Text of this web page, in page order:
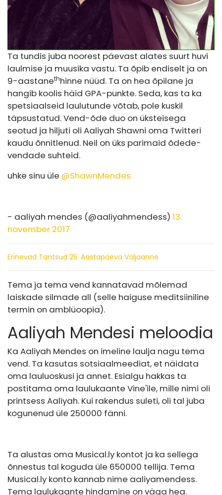
Ta tundis juba noorest päevast alates suurt huvi
laulmise ja muusika vastu. Ta õpib endiselt ja on
9-aastanethhinne nüüd. Ta on hea õpilane ja
hangib koolis häid GPA-punkte. Seda, kas ta ka
spetsiaalseid laulutunde võtab, pole kuskil
täpsustatud. Vend-õde duo on üksteisega
seotud ja hiljuti oli Aaliyah Shawni oma Twitteri
kaudu õnnitlenud. Neil on üks parimaid õdede-
vendade suhteid.
uhke sinu üle @ShawnMendes
- aaliyah mendes (@aaliyahmendess) 13.
november 2017
Erinevad Tantsud 25. Aastapäeva Väljaanne
Tema ja tema vend kannatavad mõlemad
laiskade silmade all (selle haiguse meditsiiniline
termin on amblüoopia).
Aaliyah Mendesi meloodia
Ka Aaliyah Mendes on imeline laulja nagu tema
vend. Ta kasutas sotsiaalmeediat, et näidata
oma lauluoskusi ja annet. Esialgu hakkas ta
postitama oma laulukaante Vine'ile, mille nimi oli
printsess Aaliyah. Kui rakendus suleti, oli tal juba
kogunenud üle 250000 fänni.
Ta alustas oma Musical.ly kontot ja ka sellega
õnnestus tal koguda üle 650000 tellija. Tema
Musical.ly konto kannab nime aaliyamendess.
Tema laulukaante hindamine on väga hea.